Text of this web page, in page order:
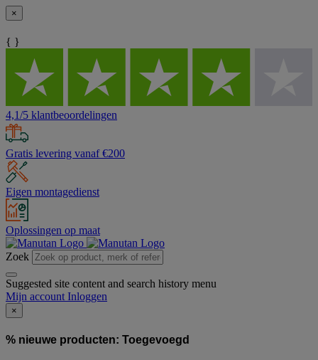
×
{ }
4,1/5 klantbeoordelingen
Gratis levering vanaf €200
Eigen montagedienst
Oplossingen op maat
Zoek
Suggested site content and search history menu
Mijn account Inloggen
×
% nieuwe producten: Toegevoegd